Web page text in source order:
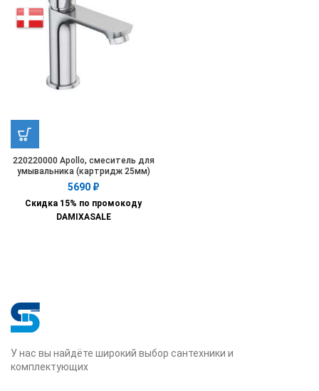
220220000 Apollo, смеситель для
умывальника (картридж 25мм)
5690 ₽
Скидка 15% по промокоду
DAMIXASALE
У нас вы найдёте широкий выбор сантехники и
комплектующих